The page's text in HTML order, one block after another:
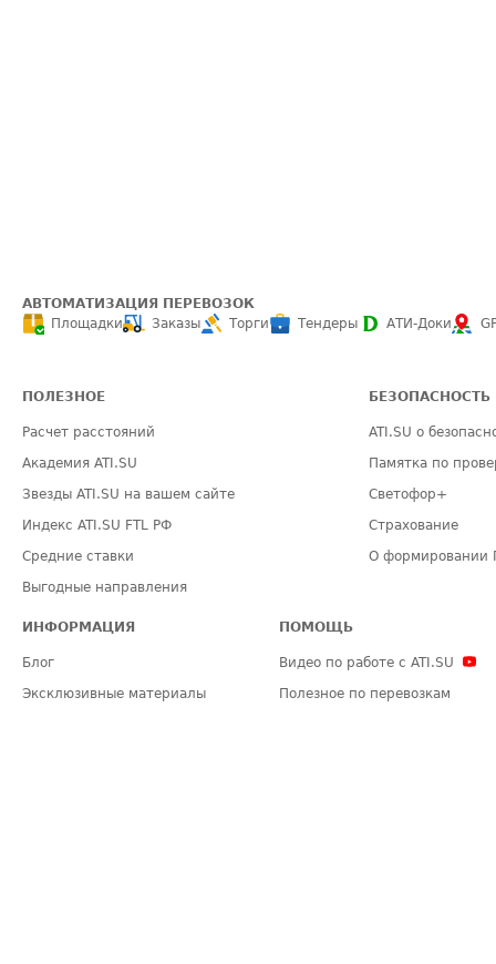
АВТОМАТИЗАЦИЯ ПЕРЕВОЗОК
Площадки
Заказы Торги Тендеры АТИ-Доки
ПОЛЕЗНОЕ
Расчет расстояний
Академия ATI.SU
Звезды ATI.SU на вашем сайте
Индекс ATI.SU FTL РФ
Средние ставки
Выгодные направления
БЕЗОПАСНОСТЬ
ATI.SU о
Памятка по
Светофор+
Страхование
О формировании
ИНФОРМАЦИЯ
Блог
Эксклюзивные материалы
ПОМОЩЬ
Видео по работе с ATI.SU
Полезное по перевозкам